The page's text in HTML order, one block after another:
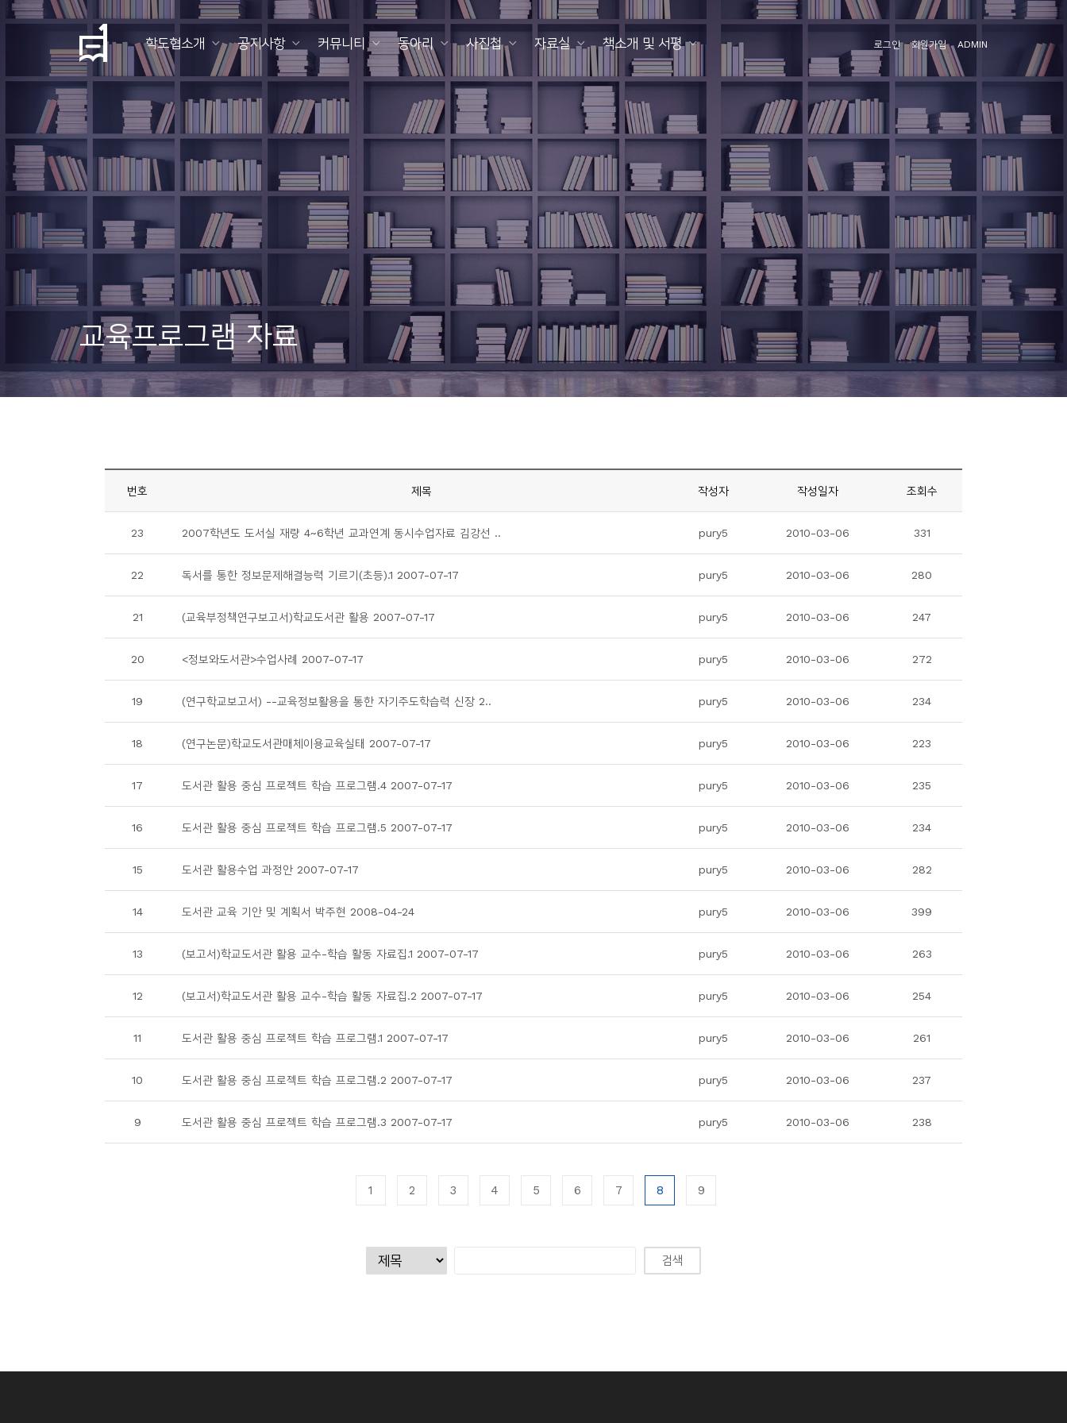
학도협소개 공지사항 커뮤니티 동아리 사진첩 자료실 책소개 및 서평 로그인 회원가입 ADMIN
교육프로그램 자료
번호 제목 작성자 작성일자 조회수
23 2007학년도 도서실 재량 4~6학년 교과연계 동시수업자료 김강선 .. pury5 2010-03-06 331
22 독서를 통한 정보문제해결능력 기르기(초등).1 2007-07-17 pury5 2010-03-06 280
21 (교육부정책연구보고서)학교도서관 활용 2007-07-17 pury5 2010-03-06 247
20 <정보와도서관>수업사례 2007-07-17 pury5 2010-03-06 272
19 (연구학교보고서) --교육정보활용을 통한 자기주도학습력 신장 2.. pury5 2010-03-06 234
18 (연구논문)학교도서관매체이용교육실태 2007-07-17 pury5 2010-03-06 223
17 도서관 활용 중심 프로젝트 학습 프로그램.4 2007-07-17 pury5 2010-03-06 235
16 도서관 활용 중심 프로젝트 학습 프로그램.5 2007-07-17 pury5 2010-03-06 234
15 도서관 활용수업 과정안 2007-07-17 pury5 2010-03-06 282
14 도서관 교육 기안 및 계획서 박주현 2008-04-24 pury5 2010-03-06 399
13 (보고서)학교도서관 활용 교수-학습 활동 자료집.1 2007-07-17 pury5 2010-03-06 263
12 (보고서)학교도서관 활용 교수-학습 활동 자료집.2 2007-07-17 pury5 2010-03-06 254
11 도서관 활용 중심 프로젝트 학습 프로그램.1 2007-07-17 pury5 2010-03-06 261
10 도서관 활용 중심 프로젝트 학습 프로그램.2 2007-07-17 pury5 2010-03-06 237
9 도서관 활용 중심 프로젝트 학습 프로그램.3 2007-07-17 pury5 2010-03-06 238
1 2 3 4 5 6 7 8 9
협
소
개
니
티